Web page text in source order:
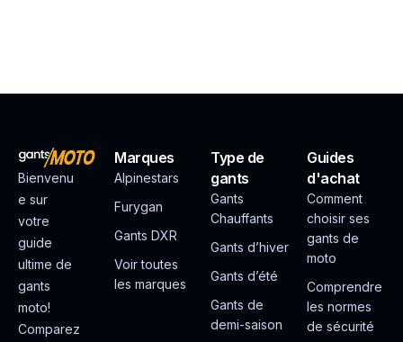
Bienvenu
e sur
votre
guide
ultime de
gants
moto!
Comparez
Marques
Alpinestars
Furygan
Gants DXR
Voir toutes
les marques
Type de
gants
Gants
Chauffants
Gants d’hiver
Gants d’été
Gants de
demi-saison
Guides
d'achat
Comment
choisir ses
gants de
moto
Comprendre
les normes
de sécurité